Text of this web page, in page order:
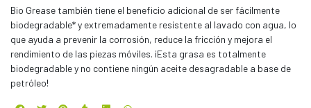
Bio Grease también tiene el beneficio adicional de ser fácilmente
biodegradable* y extremadamente resistente al lavado con agua, lo
que ayuda a prevenir la corrosión, reduce la fricción y mejora el
rendimiento de las piezas móviles. ¡Esta grasa es totalmente
biodegradable y no contiene ningún aceite desagradable a base de
petróleo!